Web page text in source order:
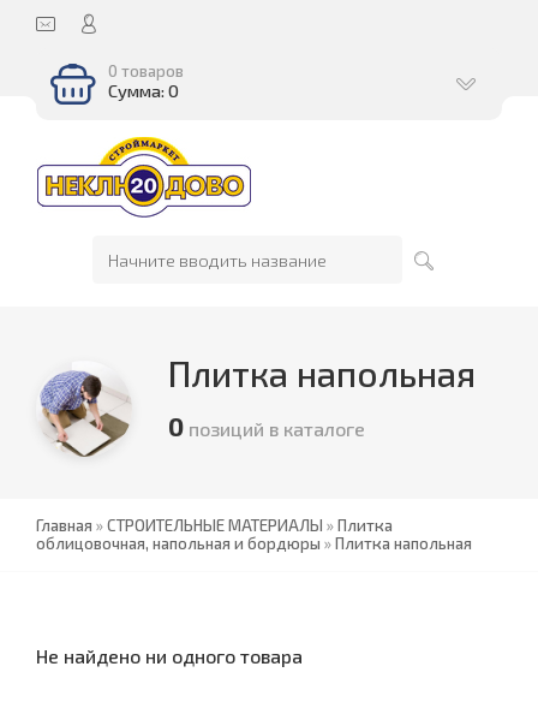
0 товаров
Сумма: 0
Плитка напольная
0 позиций в каталоге
Главная »СТРОИТЕЛЬНЫЕ МАТЕРИАЛЫ »Плитка
облицовочная, напольная и бордюры »Плитка напольная
Не найдено ни одного товара